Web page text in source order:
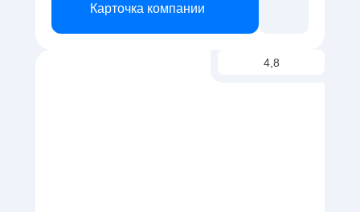
Карточка компании
4,8